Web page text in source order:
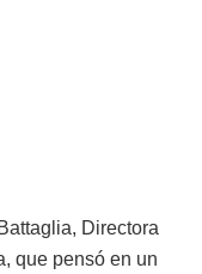
Directora
que pensó en un